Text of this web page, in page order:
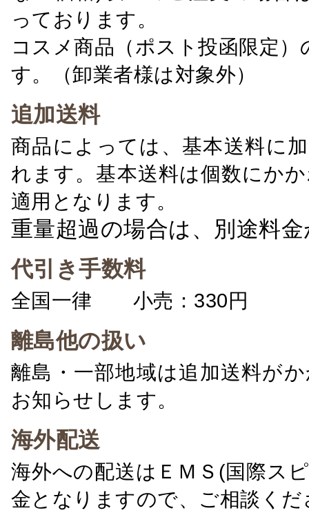
っております。
コスメ商品（ポスト投函限定
す。（卸業者様は対象外）
追加送料
商品によっては、基本送料に
れます。基本送料は個数にか
適用となります。
重量超過の場合は、別途料
代引き手数料
全国一律 小売：330円 卸
離島他の扱い
離島・一部地域は追加送料が
お知らせします。
海外配送
海外への配送はＥＭＳ(国際ス
金となりますので、ご相談くだ